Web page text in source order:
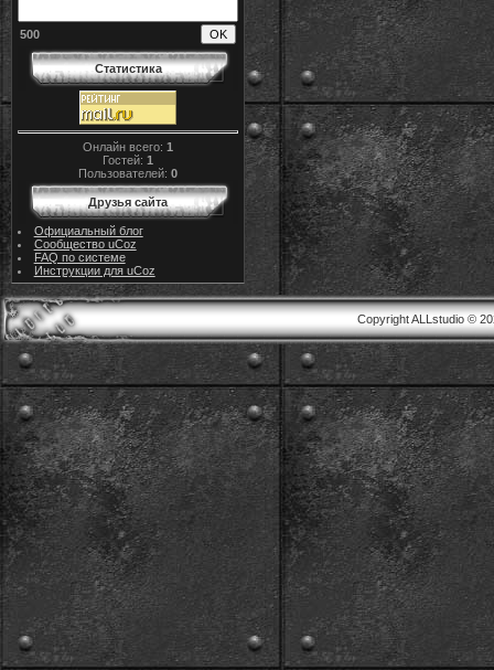
500
Статистика
Онлайн всего: 1
Гостей: 1
Пользователей: 0
Друзья сайта
Официальный блог
Сообщество uCoz
FAQ по системе
Инструкции для uCoz
Copyright ALLstudio ©